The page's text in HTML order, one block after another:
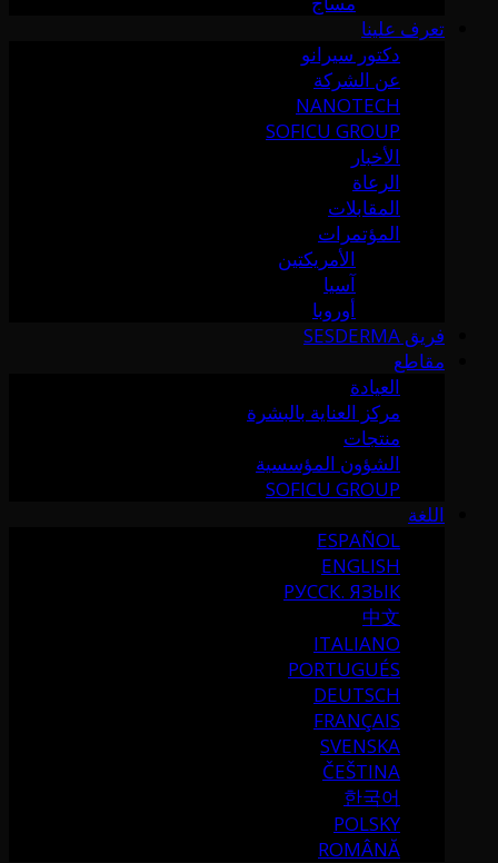
تعرف علينا
دكتور سيرانو
عن الشركة
NANOTECH
SOFICU GROUP
الأخبار
الرعاة
المقابلات
المؤتمرات
الأمريكتين
آسيا
أوروبا
فريق SESDERMA
مقاطع
العيادة
مركز العناية بالبشرة
منتجات
الشؤون المؤسسية
SOFICU GROUP
اللغة
ESPAÑOL
ENGLISH
РУССК. ЯЗЫК
中文
ITALIANO
PORTUGUÉS
DEUTSCH
FRANÇAIS
SVENSKA
ČEŠTINA
한국어
POLSKY
ROMÂNĂ